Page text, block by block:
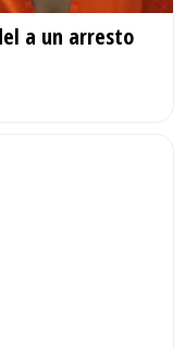
a un arresto